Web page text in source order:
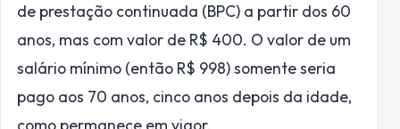
de prestação continuada (BPC) a partir dos 60
anos, mas com valor de R$ 400. O valor de um
salário mínimo (então R$ 998) somente seria
pago aos 70 anos, cinco anos depois da idade,